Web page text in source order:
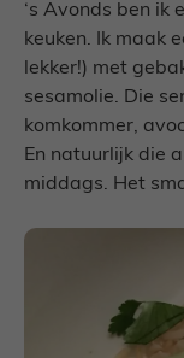
‘s Avonds ben ik
keuken. Ik maak
lekker!) met
sesamolie. Die
komkommer,
En natuurlijk die
middags. Het